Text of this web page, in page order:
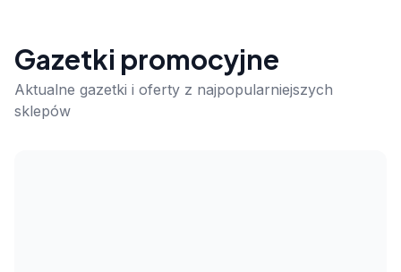
Gazetki promocyjne
Aktualne gazetki i oferty z najpopularniejszych
sklepów